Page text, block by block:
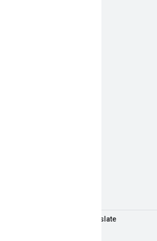
notranslate